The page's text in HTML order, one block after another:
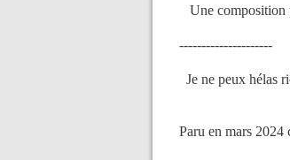
Une composition
---------------------
Je ne peux hélas
Paru en mars 2024